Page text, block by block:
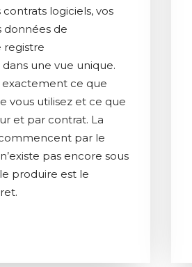
logiciels, vos
données de
dans une vue unique.
exactement ce que
vous utilisez et ce que
et par contrat. La
par le
pas encore sous
produire est le